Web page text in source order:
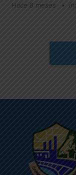
Hace 8 meses in: